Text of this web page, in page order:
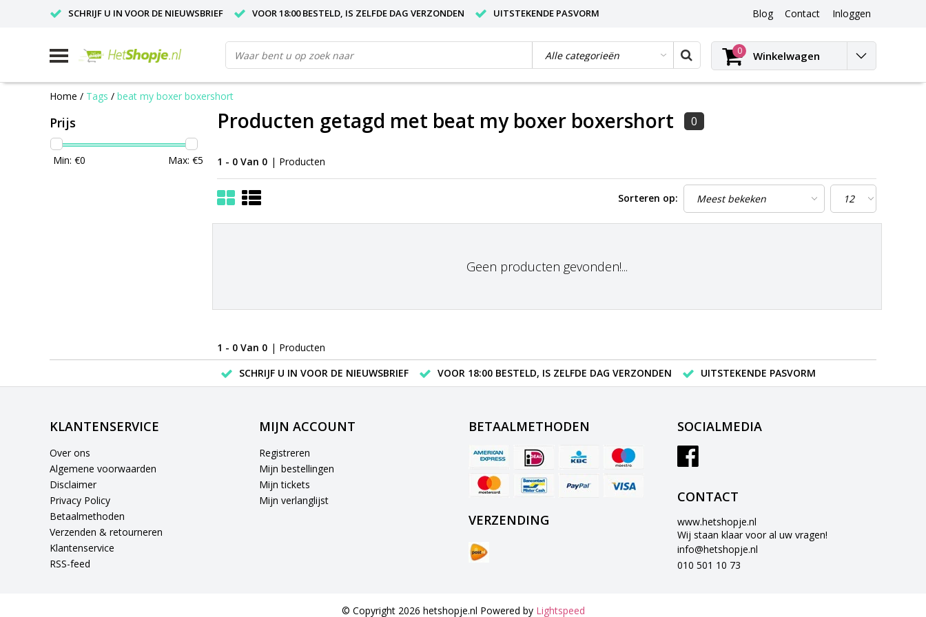
SCHRIJF U IN VOOR DE NIEUWSBRIEF VOOR 18:00 BESTELD, IS ZELFDE DAG VERZONDEN UITSTEKENDE PASVORM Blog
Blog
Contact Inloggen
0 Winkelwagen
Home / Tags / beat my boxer boxershort
Prijs
Min: €0 Max: €5
Producten getagd met beat my boxer boxershort 0
1 - 0 Van 0 | Producten
Sorteren op:
Geen producten gevonden!...
1 - 0 Van 0 | Producten
SCHRIJF U IN VOOR DE NIEUWSBRIEF
VOOR 18:00 BESTELD, IS ZELFDE DAG VERZONDEN UITSTEKENDE PASVORM
KLANTENSERVICE
Over ons
Algemene voorwaarden
Disclaimer
Privacy Policy
Betaalmethoden
Verzenden & retourneren
Klantenservice
RSS-feed
MIJN ACCOUNT
Registreren
Mijn bestellingen
Mijn tickets
Mijn verlanglijst
BETAALMETHODEN
VERZENDING
SOCIALMEDIA
CONTACT
www.hetshopje.nl
Wij staan klaar voor al uw vragen!
info@hetshopje.nl
010 501 10 73
© Copyright 2026 hetshopje.nl Powered by Lightspeed